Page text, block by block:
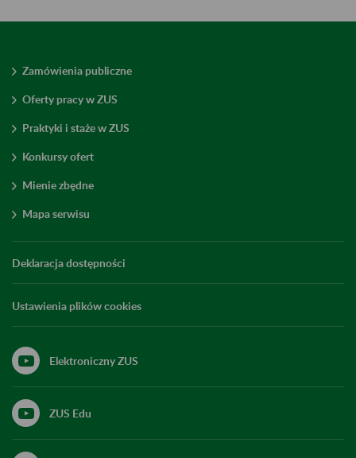
Zamówienia publiczne
Oferty pracy w ZUS
Praktyki i staże w ZUS
Konkursy ofert
Mienie zbędne
Mapa serwisu
Deklaracja dostępności
Ustawienia plików cookies
Elektroniczny ZUS
ZUS Edu